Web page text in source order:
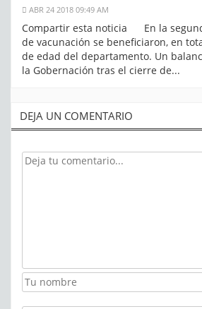
ABR 24 2018 09:49 AM
Compartir esta noticia En la
de vacunación se beneficiaron, en
de edad del departamento. Un
la Gobernación tras el cierre de...
DEJA UN COMENTARIO